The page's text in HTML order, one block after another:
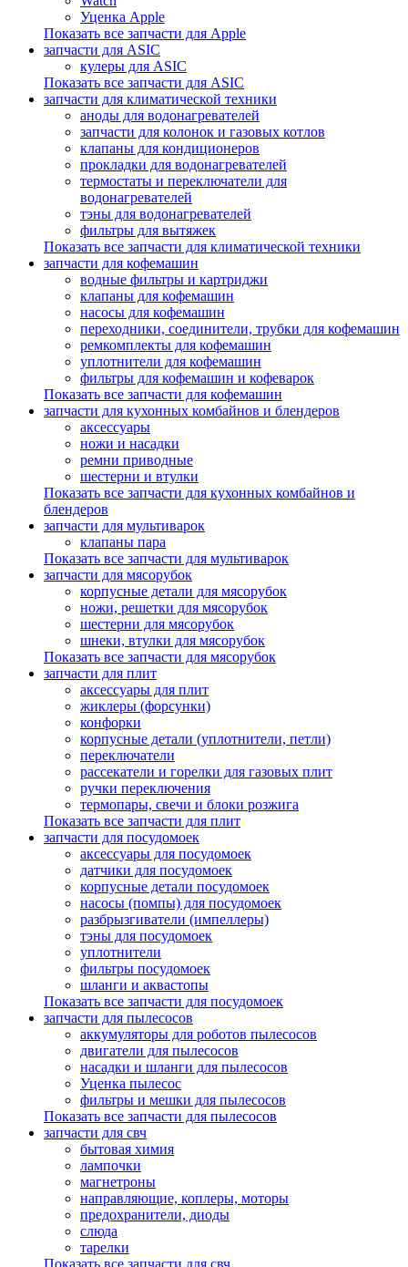
Уценка Apple
Показать все запчасти для Apple
запчасти для ASIC
кулеры для ASIC
Показать все запчасти для ASIC
запчасти для климатической техники
аноды для водонагревателей
запчасти для колонок и газовых котлов
клапаны для кондиционеров
прокладки для водонагревателей
термостаты и переключатели для
водонагревателей
тэны для водонагревателей
фильтры для вытяжек
Показать все запчасти для климатической техники
запчасти для кофемашин
водные фильтры и картриджи
клапаны для кофемашин
насосы для кофемашин
переходники, соединители, трубки для кофемашин
ремкомплекты для кофемашин
уплотнители для кофемашин
фильтры для кофемашин и кофеварок
Показать все запчасти для кофемашин
запчасти для кухонных комбайнов и блендеров
аксессуары
ножи и насадки
ремни приводные
шестерни и втулки
Показать все запчасти для кухонных комбайнов и
блендеров
запчасти для мультиварок
клапаны пара
Показать все запчасти для мультиварок
запчасти для мясорубок
корпусные детали для мясорубок
ножи, решетки для мясорубок
шестерни для мясорубок
шнеки, втулки для мясорубок
Показать все запчасти для мясорубок
запчасти для плит
аксессуары для плит
жиклеры (форсунки)
конфорки
корпусные детали (уплотнители, петли)
переключатели
рассекатели и горелки для газовых плит
ручки переключения
термопары, свечи и блоки розжига
Показать все запчасти для плит
запчасти для посудомоек
аксессуары для посудомоек
датчики для посудомоек
корпусные детали посудомоек
насосы (помпы) для посудомоек
разбрызгиватели (импеллеры)
тэны для посудомоек
уплотнители
фильтры посудомоек
шланги и аквастопы
Показать все запчасти для посудомоек
запчасти для пылесосов
аккумуляторы для роботов пылесосов
двигатели для пылесосов
насадки и шланги для пылесосов
Уценка пылесос
фильтры и мешки для пылесосов
Показать все запчасти для пылесосов
запчасти для свч
бытовая химия
лампочки
магнетроны
направляющие, коплеры, моторы
предохранители, диоды
слюда
тарелки
Показать все запчасти для свч